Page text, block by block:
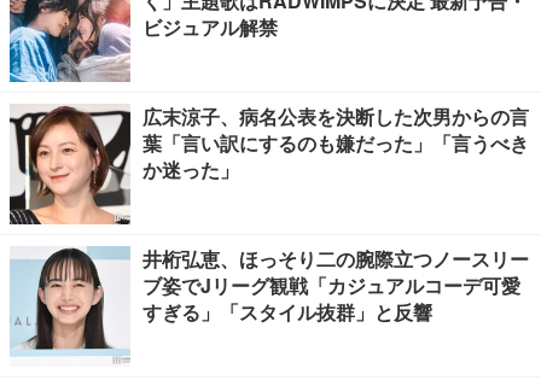
ビジュアル解禁
広末涼子、病名公表を決断した次男からの言
葉「言い訳にするのも嫌だった」「言うべき
か迷った」
井桁弘恵、ほっそり二の腕際立つノースリー
ブ姿でJリーグ観戦「カジュアルコーデ可愛
すぎる」「スタイル抜群」と反響